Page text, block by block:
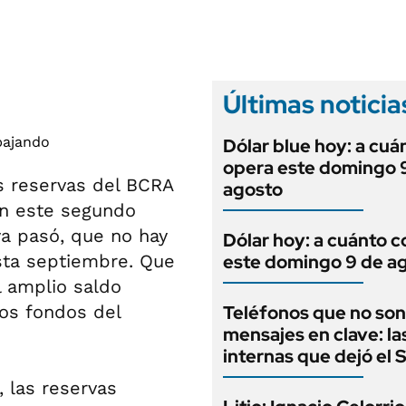
del BCRA
este segundo
pasó, que no hay
septiembre. Que
amplio saldo
fondos del
las reservas
Últimas
Dólar blue hoy: a
opera este domingo
agosto
Dólar hoy: a cuánto
este domingo 9 de
Teléfonos que no
mensajes en clave:
internas que dejó el